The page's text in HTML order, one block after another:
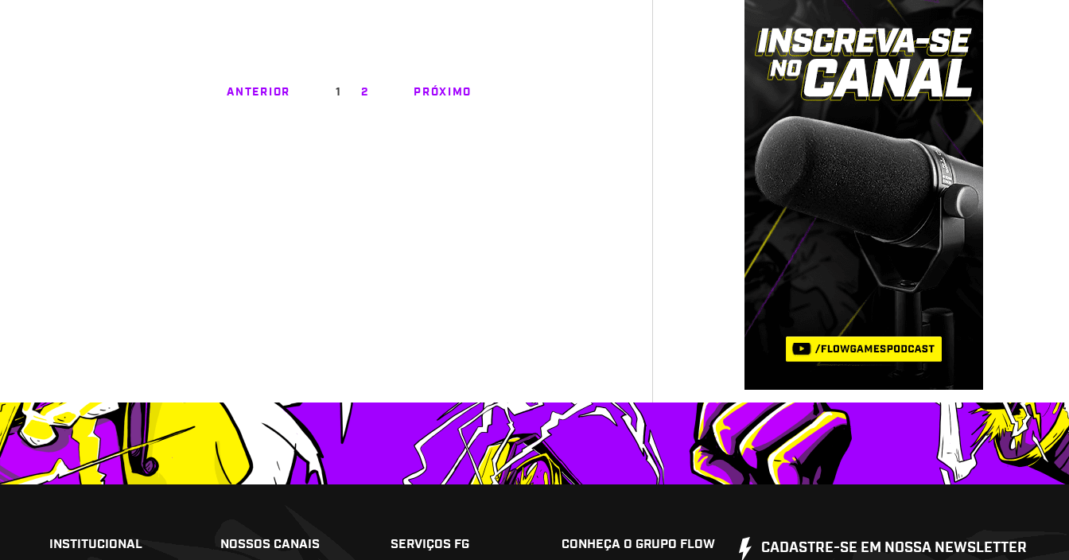
ANTERIOR 1 2 PRÓXIMO
INSTITUCIONAL NOSSOS CANAIS SERVIÇOS FG CONHEÇA O GRUPO FLOW CADASTRE-SE EM NOSSA NEWSLETTER